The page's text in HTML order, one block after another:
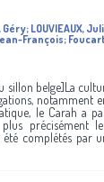
Géry; LOUVIEAUX,
François;
sillon belge]La
notamment
le Carah a
précisément
complétés par